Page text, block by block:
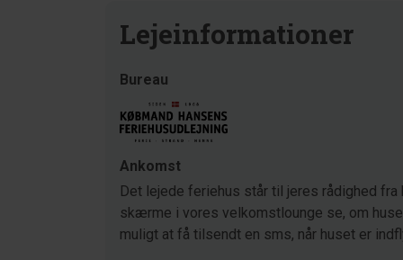
Lejeinformationer
Bureau
Ankomst
Det lejede feriehus står til jeres rådighed fra
skærme i vores velkomstlounge se, om
muligt at få tilsendt en sms, når huset er